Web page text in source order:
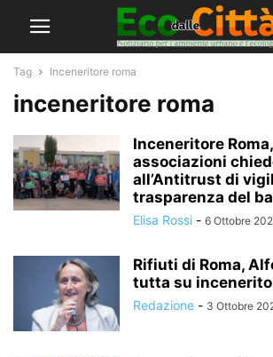
Tag Inceneritore roma
inceneritore roma
Inceneritore
associazioni
all’Antitrust di
trasparenza del
Elisa Rossi - 6 Ottobre
Rifiuti di Roma,
tutta su
Redazione - 3 Ottobre